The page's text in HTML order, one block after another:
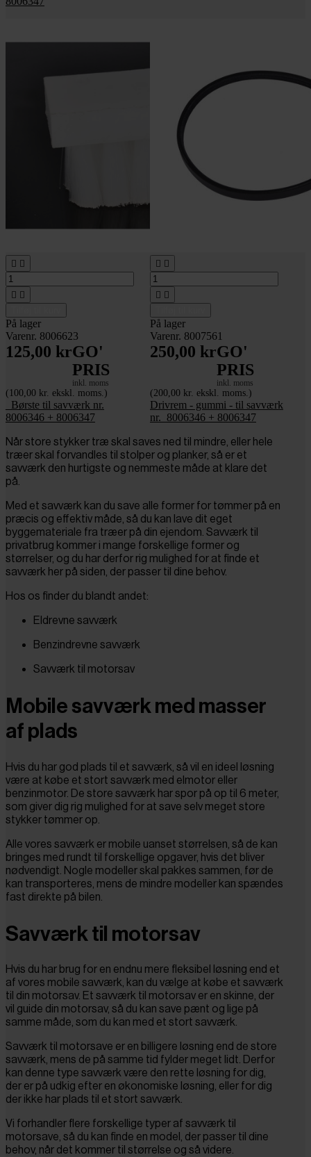
 
 
På lager
Varenr. 8006623
125,00 krGO'
PRIS
inkl. moms
(100,00 kr. ekskl. moms.)
_Børste til savværk nr.
8006346 + 8006347
 
 
På lager
Varenr. 8007561
250,00 krGO'
PRIS
inkl. moms
(200,00 kr. ekskl. moms.)
Drivrem - gummi - til savværk
nr._8006346 + 8006347
Når store stykker træ skal saves ned til mindre, eller hele
træer skal forvandles til stolper og planker, så er et
savværk den hurtigste og nemmeste måde at klare det
på.
Med et savværk kan du save alle former for tømmer på en
præcis og effektiv måde, så du kan lave dit eget
byggemateriale fra træer på din ejendom. Savværk til
privatbrug kommer i mange forskellige former og
størrelser, og du har derfor rig mulighed for at finde et
savværk her på siden, der passer til dine behov.
Hos os finder du blandt andet:
Eldrevne savværk
Benzindrevne savværk
Savværk til motorsav
Mobile savværk med masser
af plads
Hvis du har god plads til et savværk, så vil en ideel løsning
være at købe et stort savværk med elmotor eller
benzinmotor. De store savværk har spor på op til 6 meter,
som giver dig rig mulighed for at save selv meget store
stykker tømmer op.
Alle vores savværk er mobile uanset størrelsen, så de kan
bringes med rundt til forskellige opgaver, hvis det bliver
nødvendigt. Nogle modeller skal pakkes sammen, før de
kan transporteres, mens de mindre modeller kan spændes
fast direkte på bilen.
Savværk til motorsav
Hvis du har brug for en endnu mere fleksibel løsning end et
af vores mobile savværk, kan du vælge at købe et savværk
til din motorsav. Et savværk til motorsav er en skinne, der
vil guide din motorsav, så du kan save pænt og lige på
samme måde, som du kan med et stort savværk.
Savværk til motorsave er en billigere løsning end de store
savværk, mens de på samme tid fylder meget lidt. Derfor
kan denne type savværk være den rette løsning for dig,
der er på udkig efter en økonomiske løsning, eller for dig
der ikke har plads til et stort savværk.
Vi forhandler flere forskellige typer af savværk til
motorsave, så du kan finde en model, der passer til dine
behov, når det kommer til størrelse og så videre.